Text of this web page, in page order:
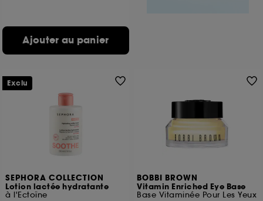
Ajouter au panier
SEPHORA COLLECTION
Lotion lactée hydratante
à l'Ectoïne
Exclu
BOBBI BROWN
Vitamin Enriched Eye Base
Base Vitaminée Pour Les Yeux